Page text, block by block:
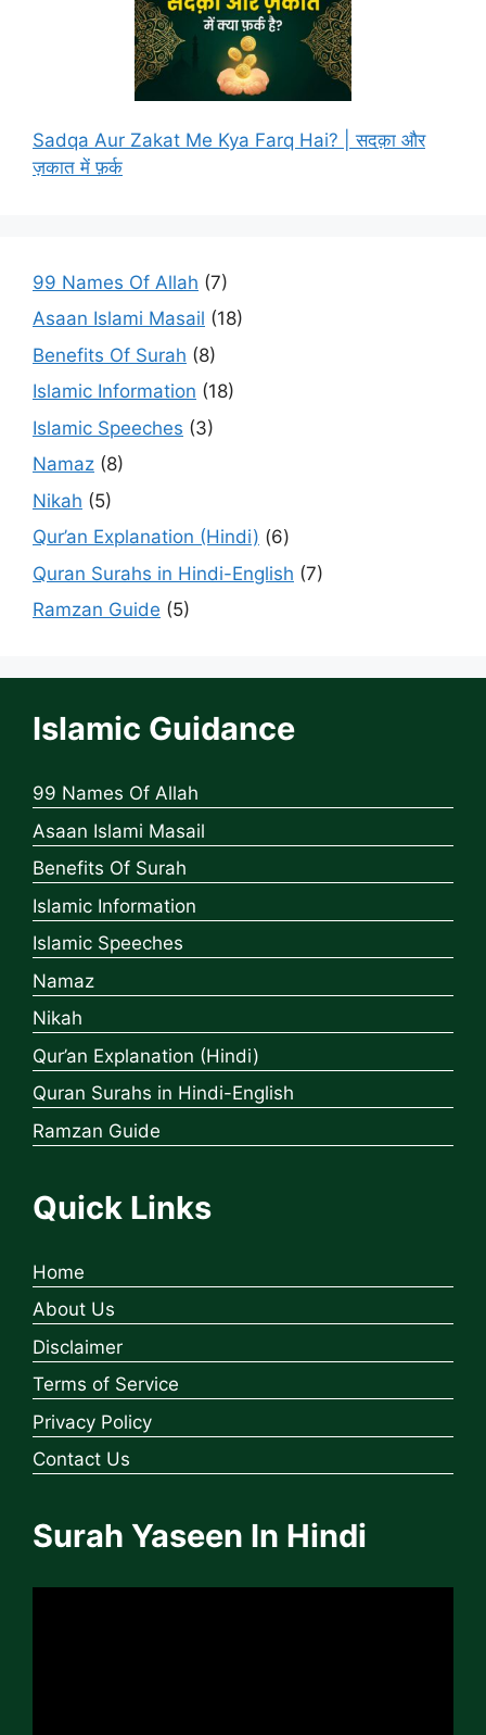
Sadqa Aur Zakat Me Kya Farq Hai? | सदक़ा और
ज़कात में फ़र्क
99 Names Of Allah (7)
Asaan Islami Masail (18)
Benefits Of Surah (8)
Islamic Information (18)
Islamic Speeches (3)
Namaz (8)
Nikah (5)
Qur’an Explanation (Hindi) (6)
Quran Surahs in Hindi-English (7)
Ramzan Guide (5)
Islamic Guidance
99 Names Of Allah
Asaan Islami Masail
Benefits Of Surah
Islamic Information
Islamic Speeches
Namaz
Nikah
Qur’an Explanation (Hindi)
Quran Surahs in Hindi-English
Ramzan Guide
Quick Links
Home
About Us
Disclaimer
Terms of Service
Privacy Policy
Contact Us
Surah Yaseen In Hindi